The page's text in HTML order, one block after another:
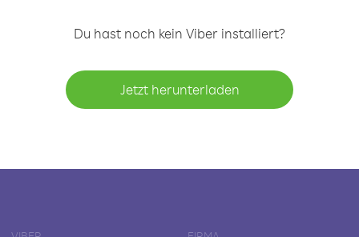
Du hast noch kein Viber installiert?
Jetzt herunterladen